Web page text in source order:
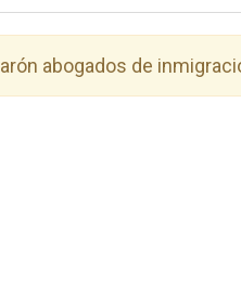
abogados de